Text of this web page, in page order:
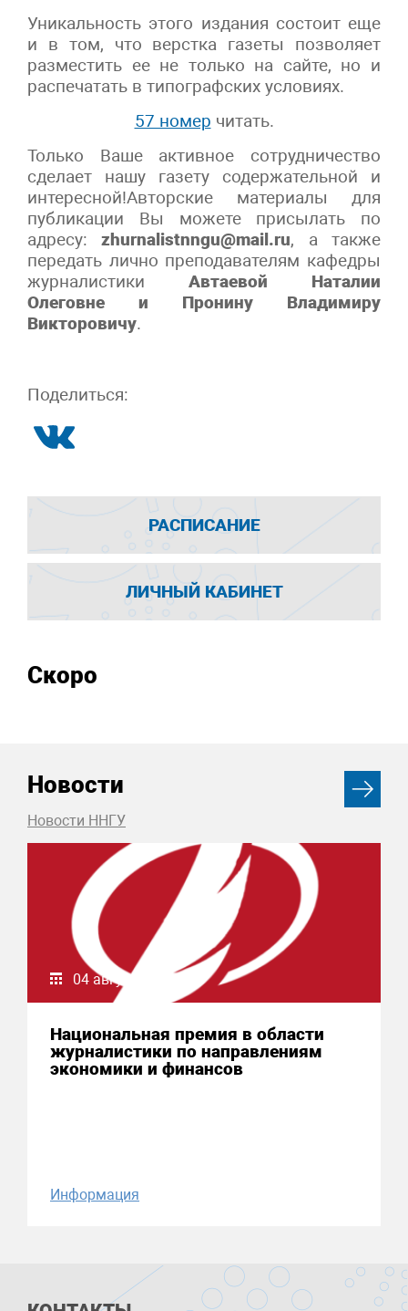
Уникальность этого издания состоит еще
и в том, что верстка газеты позволяет
разместить ее не только на сайте, но и
распечатать в типографских условиях.
57 номер читать.
Только Ваше активное сотрудничество
сделает нашу газету содержательной и
интересной!Авторские материалы для
публикации Вы можете присылать по
адресу:zhurnalistnngu@mail.ru, а также
передать лично преподавателям кафедры
журналистики Автаевой Наталии
Олеговне и Пронину Владимиру
Викторовичу.
Поделиться:
РАСПИСАНИЕ
ЛИЧНЫЙ КАБИНЕТ
Скоро
Новости
Новости ННГУ
04 августа 2026
Национальная премия в области
журналистики по направлениям
экономики и финансов
Информация